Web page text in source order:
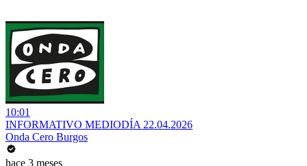
10:01
INFORMATIVO MEDIODÍA 22.04.2026
Onda Cero Burgos
hace 3 meses